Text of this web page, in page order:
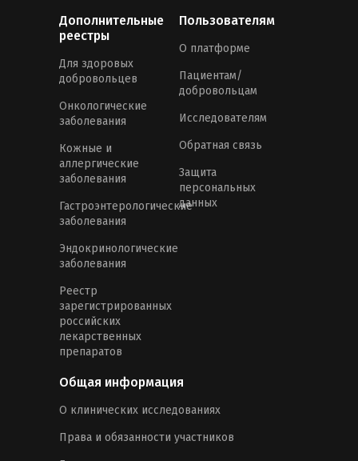
Дополнительные
реестры
Для здоровых
добровольцев
Онкологические
заболевания
Кожные и
аллергические
заболевания
Гастроэнтерологические
заболевания
Эндокринологические
заболевания
Реестр
зарегистрированных
российских
лекарственных
препаратов
Пользователям
О платформе
Пациентам/
добровольцам
Исследователям
Обратная связь
Защита
персональных
данных
Общая информация
О клинических исследованиях
Права и обязанности участников